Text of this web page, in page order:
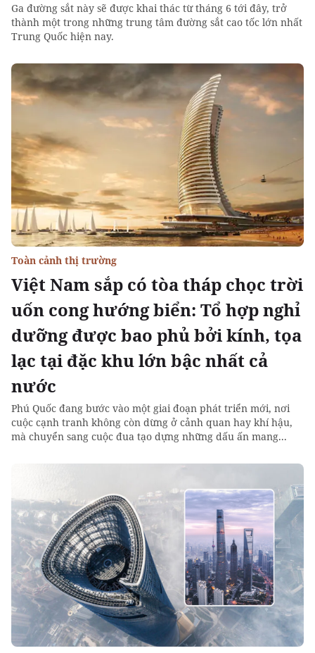
Ga đường sắt này sẽ được khai thác từ tháng 6 tới đây, trở
thành một trong những trung tâm đường sắt cao tốc lớn nhất
Trung Quốc hiện nay.
Việt Nam sắp có tòa tháp chọc trời
uốn cong hướng biển: Tổ hợp nghỉ
dưỡng được bao phủ bởi kính, tọa
lạc tại đặc khu lớn bậc nhất cả
nước
Toàn cảnh thị trường
Phú Quốc đang bước vào một giai đoạn phát triển mới, nơi
cuộc cạnh tranh không còn dừng ở cảnh quan hay khí hậu,
mà chuyển sang cuộc đua tạo dựng những dấu ấn mang...